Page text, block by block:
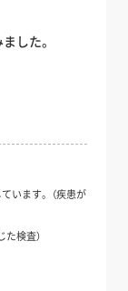
した。
います。（疾患が
検査）